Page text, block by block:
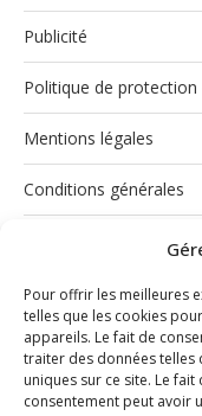
Pour offrir les meilleures
telles que les cookies
appareils. Le fait de
traiter des données telles
uniques sur ce site. Le
consentement peut avoir
Publicité
Politique de
Mentions légales
Conditions générales
Politique de cookies (UE)